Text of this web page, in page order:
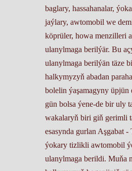
baglary, hassahanalar,
jaýlary, awtomobil we
köprüler, howa menzilleri
ulanylmaga berilýär. Bu
ulanylmaga berilýän täze
halkymyzyň abadan
bolelin ýaşamagyny üpjün
gün bolsa ýene-de bir uly
wakalaryň biri giň gerimli
esasynda gurlan Aşgabat -
ýokary tizlikli awtomobil
ulanylmaga berildi. Muňa